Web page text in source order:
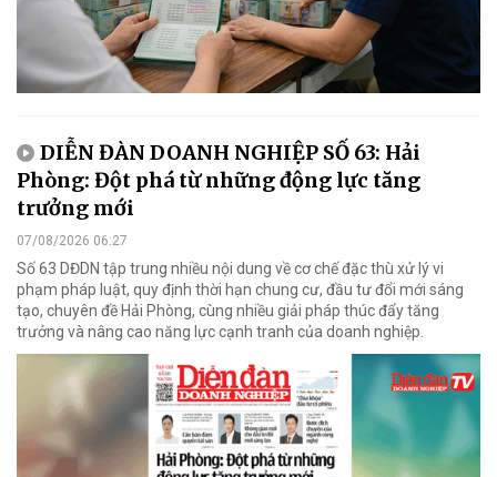
DIỄN ĐÀN DOANH NGHIỆP SỐ 63: Hải
Phòng: Đột phá từ những động lực tăng
trưởng mới
07/08/2026 06:27
Số 63 DĐDN tập trung nhiều nội dung về cơ chế đặc thù xử lý vi
phạm pháp luật, quy định thời hạn chung cư, đầu tư đổi mới sáng
tạo, chuyên đề Hải Phòng, cùng nhiều giải pháp thúc đẩy tăng
trưởng và nâng cao năng lực cạnh tranh của doanh nghiệp.